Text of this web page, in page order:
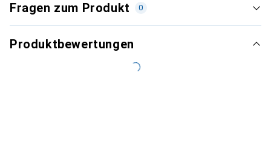
Fragen zum Produkt 0
Produktbewertungen